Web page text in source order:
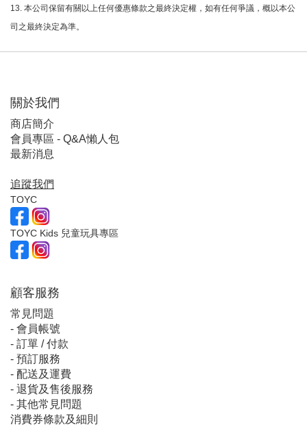
13. 本公司保留有關以上任何優惠條款之最終決定權，如有任何爭議，概以本公
司之最終決定為準。
關於我們
商店簡介
會員專區 - Q&A懶人包
最新消息
追蹤我們
TOYC
TOYC Kids 兒童玩具專區
顧客服務
常見問題
- 會員帳號
- 訂單 / 付款
- 預訂服務
- 配送及運費
- 退貨及售後服務
- 其他常見問題
消費券條款及細則